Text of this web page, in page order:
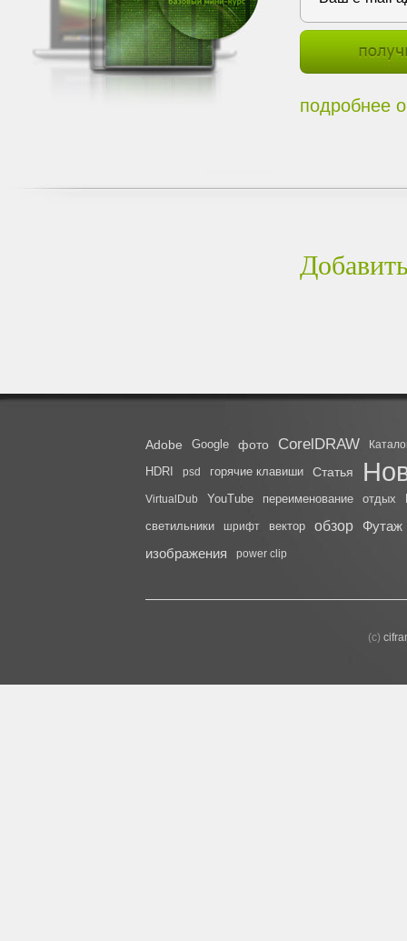
подробнее
Adobe Google фото CorelDRAW
HDRI psd горячие клавиши Статья
VirtualDub YouTube переименование отдых
светильники
шрифт вектор обзор
Футаж
изображения
power clip
(с)